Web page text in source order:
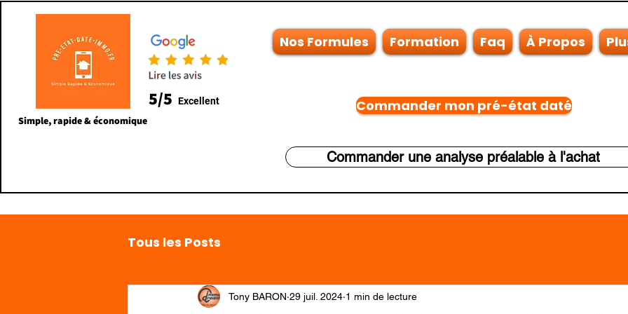
Simple, rapide & économique
5/5 Excellent
Nos Formules Formation Faq À Propos
Commander mon pré-état daté
Commander une analyse préalable à l'achat
Tous les Posts
Tony BARON 29 juil. 2024 1 min de lecture